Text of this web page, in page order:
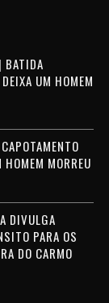
BATIDA
UM HOMEM
MORREU
DIVULGA
PARA OS
DO CARMO